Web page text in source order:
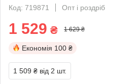
Код: 719871
Опт і роздріб
1 529 ₴ 1 629 ₴
Економія 100 ₴
1 509 ₴ від 2 шт.